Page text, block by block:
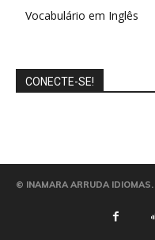
Vocabulário em Inglês
CONECTE-SE!
© INAMARA ARRUDA